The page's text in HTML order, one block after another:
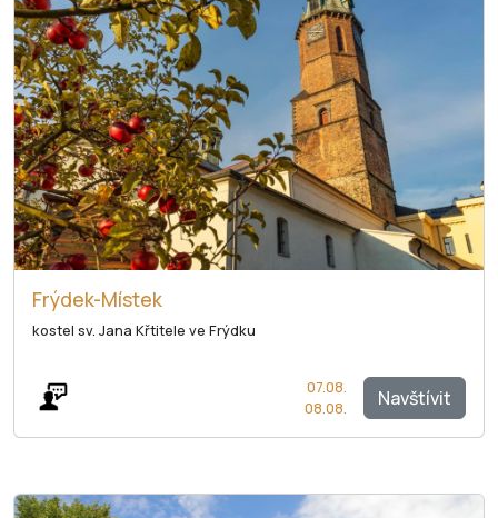
Frýdek-Místek
kostel sv. Jana Křtitele ve Frýdku
Navštívit
07.08.
08.08.